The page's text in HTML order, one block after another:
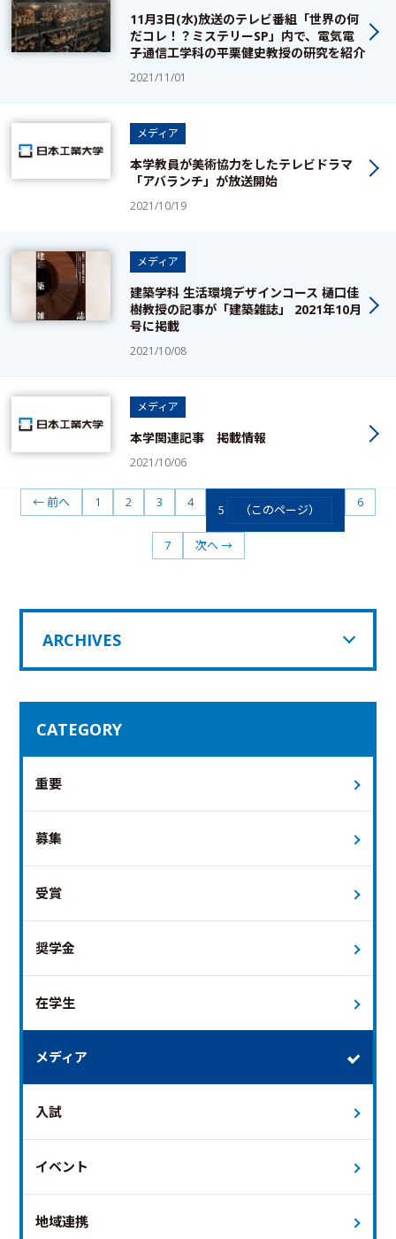
11月3日(水)放送のテレビ番組「世界の何
だコレ！？ミステリーSP」内で、電気電
子通信工学科の平栗健史教授の研究を紹介
2021/11/01
メディア
本学教員が美術協力をしたテレビドラマ
「アバランチ」が放送開始
2021/10/19
メディア
建築学科 生活環境デザインコース 樋口佳
樹教授の記事が「建築雑誌」 2021年10月
号に掲載
2021/10/08
メディア
本学関連記事 掲載情報
2021/10/06
← 前へ 1 2 3 4 5 （このページ） 6
7 次へ →
ARCHIVES
CATEGORY
重要
募集
受賞
奨学金
在学生
メディア
入試
イベント
地域連携